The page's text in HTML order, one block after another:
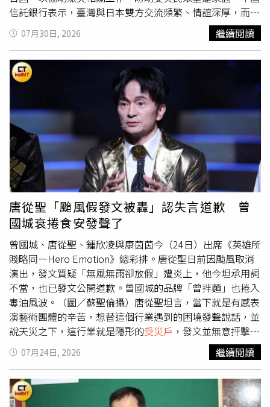
外，有網友留言詢問「你公司不是在樓上」、「怎麼會淹
水」、「怎麼會淹成這樣？下大雨？」甚至有人驚訝白海豚
主要影響尚未完全結束，公司就已經出現如此嚴重的積水。
也有人將焦點放在設備及貨物的存放方式，注意到部分紙
箱、商品與電腦主機直接放在地面，忍不住吐槽身為3C達
人，重要設備竟沒有預先架高。網友認為，若平時利用層
架、架高平台或棧板存放，遇到突發積水時至少可以多爭取
一些搶救時間。不少熱心網友也提供實際的排水建議，有人
推薦使用乾濕兩用吸塵器處理室內積水，比單純使用掃水工
具更加快速；也有人建議公司未來準備一台俗稱「水龜」的
抽水設備，若再碰上大量進水，就能立即投入排水。對於倉
庫貨物及電子設備，網友則建議全面架高，可在下方使用運
輸棧板、層架或其他墊高設備，避免商品、紙箱、電腦主機
直接接觸地面。即使再次遭遇類似水患，也不至於在積水剛
進入室內時就直接泡水。由於現場積水已接近電線及電腦設
備，也有網友特別提醒漏電風險。電子產品一旦進水，在尚
未完全乾燥及確認內部狀況前，不宜直接重新通電，最好經
過適當檢查及處理，避免因短路造成設備二次損壞，甚至危
及人員安全。除了擔心災損，也有粉絲試圖以幽默方式替
Tim哥及團隊打氣。看到辦公室內的積水看起來頗為清澈，
有人開玩笑詢問「房子帶逆滲透喔，水這麼清」，讓忙著排
水的狼狽場面多了一點苦中作樂的氣氛。這場水患造成的影
響顯然不只眼前積水。木質地板泡水後是否需要拆除重鋪、
倉庫紙箱與商品損失多少、電腦主機及其他3C設備能否正
常運作，都還需要後續逐一檢查。工作空間也得進行排水、
除濕及清潔，避免潮濕環境進一步造成發霉等問題。其中最
攸關Tim哥團隊工作的，仍是電腦裡的大量影片資料。如果
主機及儲存裝置成功搶救，影片製作進度仍有機會維持；但
信託銀行表示，臺灣與日本雙方交流頻繁、情誼深厚，而東
京之星深耕日本多年，近年更持續拓展九州市場，自2024
年和熊本縣簽署合作備忘錄以來，受到熊本縣及地方政府的
支持，亦在當地設立分行，服務當地企業與居民並建立緊密
連結，亦與熊本縣內金融機關及企業深度往來，凸顯對熊本
縣的深厚情誼。此次熊本縣遭遇強震，中國信託銀行偕同東
京之星共同捐款5,000萬日圓，以實際行動支持醫療救援、
物資補給及災後重建，並將持續關注當地需求，提供其他必
要援助。為支持受地震影響的客戶盡早恢復正常生活，東京
之星熊本分行特地設立諮詢臺，為受災戶提供金融諮詢並給
予支援。另有可以中文交流的同仁，協助在熊本縣居住、就
業的臺籍人士。中國信託長期關注國內外重大災害，除本次
熊本地震外，2024年日本能登半島地震、2018年大阪地震
及2016年熊本地震等，皆第一時間以行動展現關懷，盼能
善盡企業社會責任並發揮影響力，陪伴受災民眾早日恢復正
常生活。
07月30日, 2026 繼續閱讀
唐從聖「颱風假發文被轟」認失言道歉 曾
國城衰捲食安發聲了
曾國城、唐從聖、鍾欣凌與康茵茵今（24日）出席《英雄所
賤略同—Hero Emotion》總彩排。唐從聖日前因颱風取消
演出，發文質疑「無風無雨卻放假」遭炎上，他今坦承用詞
不當，也已發文公開道歉。曾國城的品牌「曾拌麵」也捲入
毒油風波。（圖／蘇聖倫攝）唐從聖坦言，當下就是有感表
演藝術團體的辛苦，想替這個行業遇到的困境發聲說話，並
說天災之下，這行業就是隱形的受災戶 ，發文並無意抨擊
誰，不過當時他一句「天災沒來，人禍先到」，讓網友炸
鍋，他今反省自己用詞不當，需要負起責任。曾國城、唐從
聖、鍾欣凌與康茵茵今（24日）出席《英雄所賤略同—
Hero Emotion》總彩排。（圖／蘇聖倫攝）而曾國城的品
牌《曾拌麵》近日也捲入毒油食安風波，曾國城嚴肅表示，
07月24日, 2026 繼續閱讀